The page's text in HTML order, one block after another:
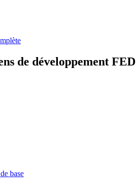
de développement FED
base